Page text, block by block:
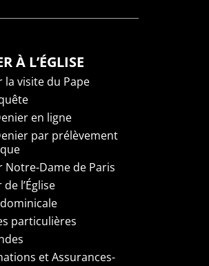
À L’ÉGLISE
la visite du Pape
en ligne
par prélèvement
Notre-Dame de Paris
l’Église
particulières
et Assurances-